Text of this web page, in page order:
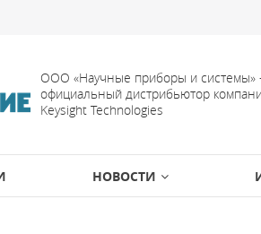
ООО «Научные приборы и системы»
официальный дистрибьютор
Keysight Technologies
НОВОСТИ